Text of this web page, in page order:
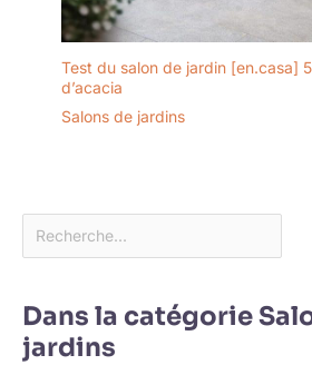
Test du salon de jardin [en.casa]
d’acacia
Salons de jardins
Dans la catégorie
jardins